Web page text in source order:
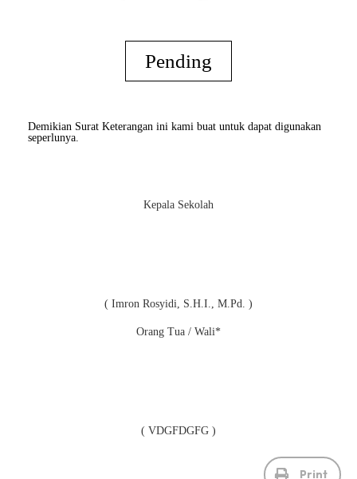
Pending
Demikian Surat Keterangan ini kami buat untuk dapat digunakan
seperlunya.
Kepala Sekolah
( Imron Rosyidi, S.H.I., M.Pd. )
Orang Tua / Wali*
( VDGFDGFG )
Print